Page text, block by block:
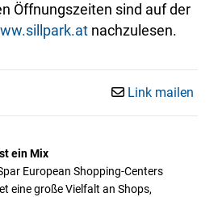
Öffnungszeiten sind auf der
nachzulesen.
Link mailen
ein Mix
European Shopping-Centers
eine große Vielfalt an Shops,